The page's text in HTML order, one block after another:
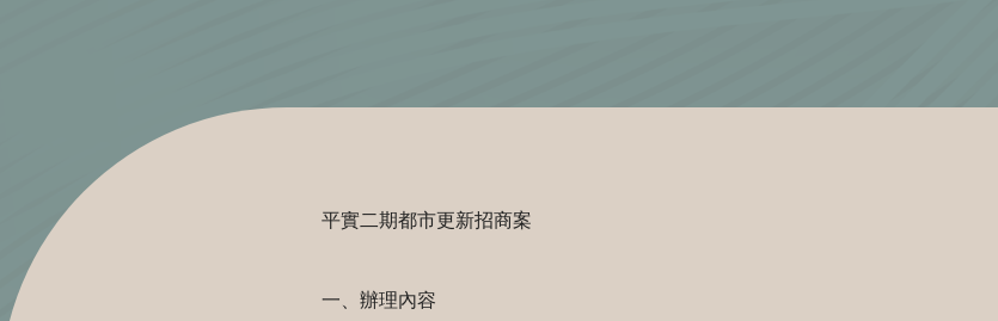
平實二期都市更新招商案
一、辦理內容